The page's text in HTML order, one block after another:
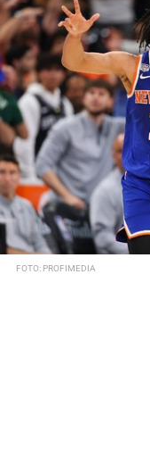
FOTO: PROFIMEDIA